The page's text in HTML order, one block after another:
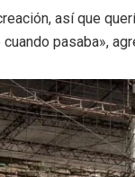
así que
pasaba»,